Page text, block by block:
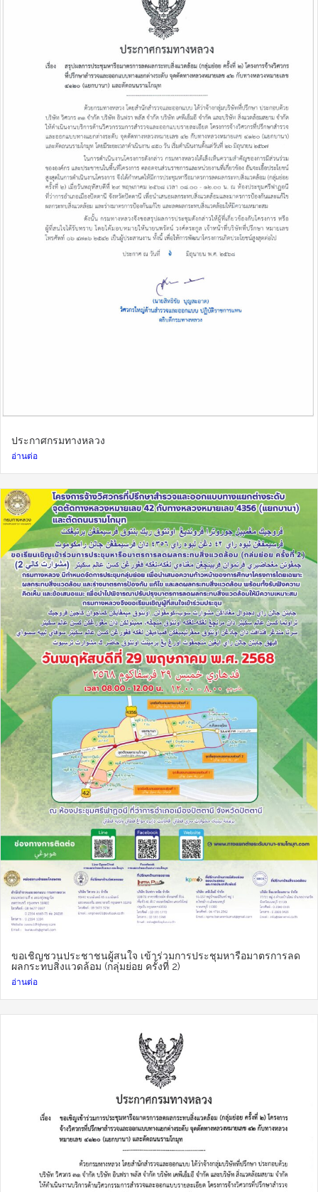
ประกาศกรมทางหลวง
อ่านต่อ
ขอเชิญชวนประชาชนผู้สนใจ เข้าร่วมการประชุมหารือมาตรการลด
ผลกระทบสิ่งแวดล้อม (กลุ่มย่อย ครั้งที่ 2)
อ่านต่อ